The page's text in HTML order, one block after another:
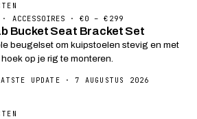
· ACCESSOIRES · €0 – €299
Bucket Seat Bracket Set
beugelset om kuipstoelen stevig en met
op je rig te monteren.
UPDATE · 7 AUGUSTUS 2026